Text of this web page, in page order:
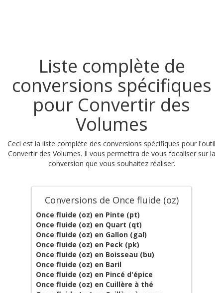
Liste complète de
conversions spécifiques
pour Convertir des
Volumes
Ceci est la liste complète des conversions spécifiques pour l'outil
Convertir des Volumes. Il vous permettra de vous focaliser sur la
conversion que vous souhaitez réaliser.
Conversions de Once fluide (oz)
Once fluide (oz) en Pinte (pt)
Once fluide (oz) en Quart (qt)
Once fluide (oz) en Gallon (gal)
Once fluide (oz) en Peck (pk)
Once fluide (oz) en Boisseau (bu)
Once fluide (oz) en Baril
Once fluide (oz) en Pincé d'épice
Once fluide (oz) en Cuillère à thé